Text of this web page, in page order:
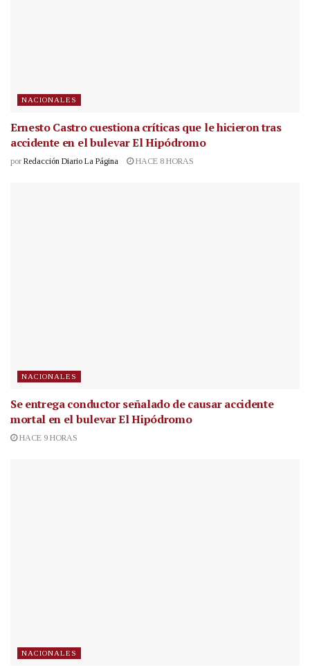
NACIONALES
Ernesto Castro cuestiona críticas que le hicieron tras
accidente en el bulevar El Hipódromo
por Redacción Diario La Página HACE 8 HORAS
NACIONALES
Se entrega conductor señalado de causar accidente
mortal en el bulevar El Hipódromo
HACE 9 HORAS
NACIONALES